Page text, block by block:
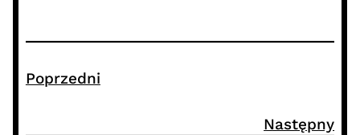
Poprzedni
Następny